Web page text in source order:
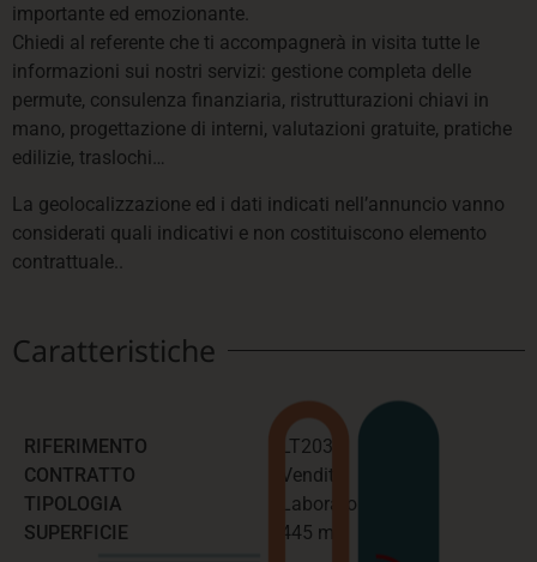
importante ed emozionante.
Chiedi al referente che ti accompagnerà in visita tutte le
informazioni sui nostri servizi: gestione completa delle
permute, consulenza finanziaria, ristrutturazioni chiavi in
mano, progettazione di interni, valutazioni gratuite, pratiche
edilizie, traslochi…
La geolocalizzazione ed i dati indicati nell’annuncio vanno
considerati quali indicativi e non costituiscono elemento
contrattuale..
Caratteristiche
RIFERIMENTO
CONTRATTO
TIPOLOGIA
SUPERFICIE
LT203
Vendita
Laboratorio
445 mq